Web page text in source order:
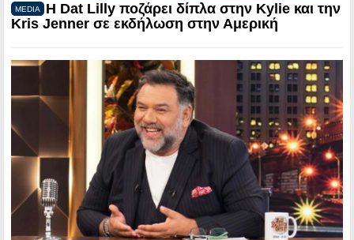
MEDIA
Η Dat Lilly ποζάρει δίπλα στην Kylie και την
Kris Jenner σε εκδήλωση στην Αμερική